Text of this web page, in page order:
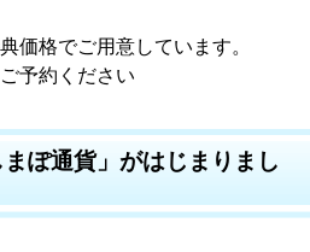
価格でご用意しています。
予約ください
ぽ通貨」がはじまりまし